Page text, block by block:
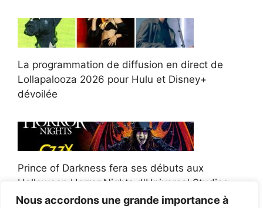
Nous accordons une grande importance à
La programmation de diffusion en direct de
Lollapalooza 2026 pour Hulu et Disney+
dévoilée
Prince of Darkness fera ses débuts aux
Halloween Horror Nights d'Universal Studios